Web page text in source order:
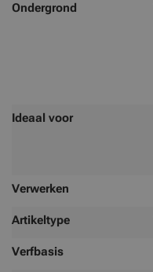
Ondergrond
Ideaal voor
Verwerken
Artikeltype
Verfbasis